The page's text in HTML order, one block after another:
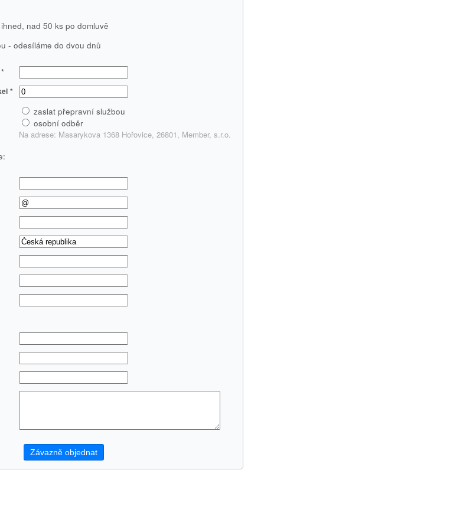
nad 50 ks po domluvě
- odesíláme do dvou dnů
*
*
zaslat přepravní službou
osobní odběr
Na adrese: Masarykova 1368 Hořovice, 26801, Member, s.r.o.